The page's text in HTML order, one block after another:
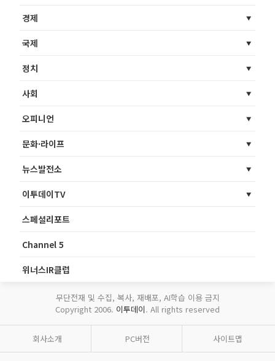
경제
국제
정치
사회
오피니언
문화·라이프
뉴스발전소
이투데이TV
스페셜리포트
Channel 5
위너스IR클럽
무단전재 및 수집, 복사, 재배포, AI학습 이용 금지
Copyright 2006. 이투데이. All rights reserved
회사소개 PC버전 사이트맵